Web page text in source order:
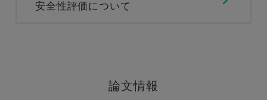
安全性評価について
論文情報